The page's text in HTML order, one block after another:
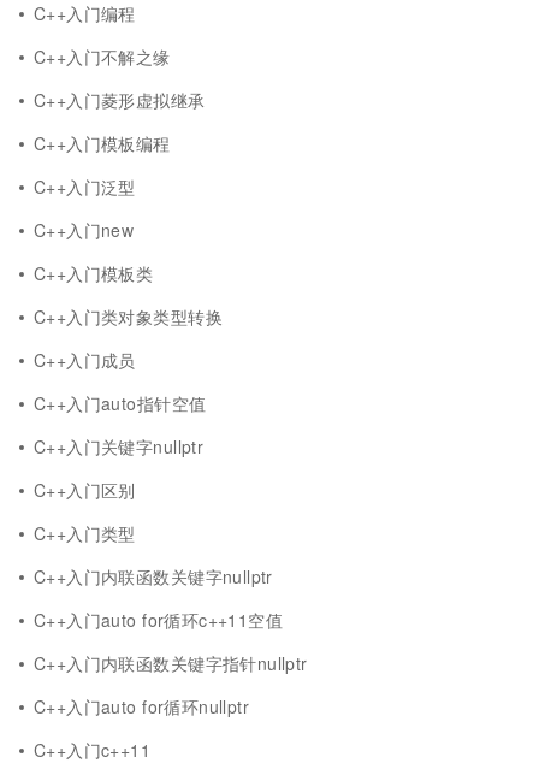
C++入门编程
C++入门不解之缘
C++入门菱形虚拟继承
C++入门模板编程
C++入门泛型
C++入门new
C++入门模板类
C++入门类对象类型转换
C++入门成员
C++入门auto指针空值
C++入门关键字nullptr
C++入门区别
C++入门类型
C++入门内联函数关键字nullptr
C++入门auto for循环c++11空值
C++入门内联函数关键字指针nullptr
C++入门auto for循环nullptr
C++入门c++11